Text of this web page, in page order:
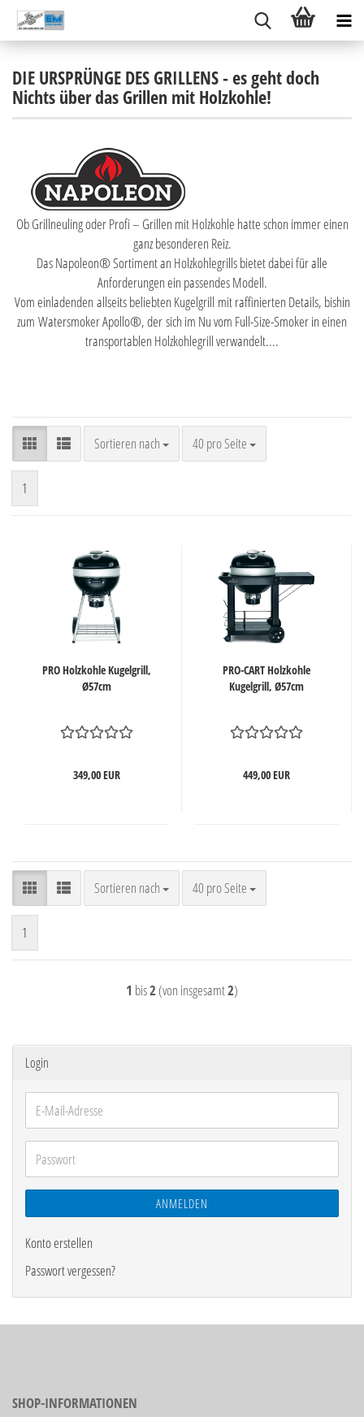
DIE URSPRÜNGE DES GRILLENS - es geht doch
Nichts über das Grillen mit Holzkohle!
Ob Grillneuling oder Profi – Grillen mit Holzkohle hatte schon immer einen
ganz besonderen Reiz.
Das Napoleon® Sortiment an Holzkohlegrills bietet dabei für alle
Anforderungen ein passendes Modell.
Vom einladenden allseits beliebten Kugelgrill mit raffinierten Details, bishin
zum Watersmoker Apollo®, der sich im Nu vom Full-Size-Smoker in einen
transportablen Holzkohlegrill verwandelt....
Sortieren nach
Sortieren nach 40 pro Seite
pro Seite
1
PRO Holzkohle Kugelgrill,
Ø57cm
349,00 EUR
PRO-CART Holzkohle
Kugelgrill, Ø57cm
449,00 EUR
Sortieren nach
Sortieren nach 40 pro Seite
pro Seite
1
1 bis2 (von insgesamt2)
Login
E-
Mail-
Adresse
Passwort
ANMELDEN
Konto erstellen
Passwort vergessen?
SHOP-INFORMATIONEN